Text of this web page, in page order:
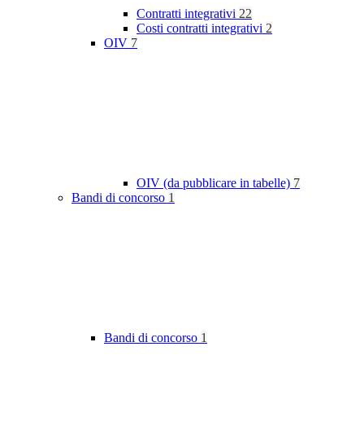
Contratti integrativi 22
Costi contratti integrativi 2
OIV 7
OIV (da pubblicare in tabelle) 7
Bandi di concorso 1
Bandi di concorso 1